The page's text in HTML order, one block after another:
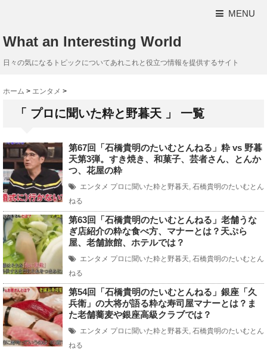
MENU
What an Interesting World
日々の気になるトピックについてあれこれと役立つ情報を提供するサイト
ホーム > エンタメ >
「 プロに聞いた粋と野暮天 」 一覧
第67回「石橋貴明のたいむとんねる」粋 vs 野暮
天第3弾。すき焼き、和菓子、芸者さん、とんか
つ、花屋の粋
エンタメ プロに聞いた粋と野暮天, 石橋貴明のたいむとん
ねる
第63回「石橋貴明のたいむとんねる」老舗うな
ぎ店紹介の粋な食べ方、マナーとは？天ぷら
屋、老舗旅館、ホテルでは？
エンタメ プロに聞いた粋と野暮天, 石橋貴明のたいむとん
ねる
第54回「石橋貴明のたいむとんねる」銀座「久
兵衛」の大将が語る粋な寿司屋マナーとは？ま
た老舗蕎麦や銀座高級クラブでは？
エンタメ プロに聞いた粋と野暮天, 石橋貴明のたいむとん
ねる